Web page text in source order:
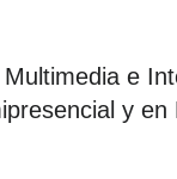
e
y en